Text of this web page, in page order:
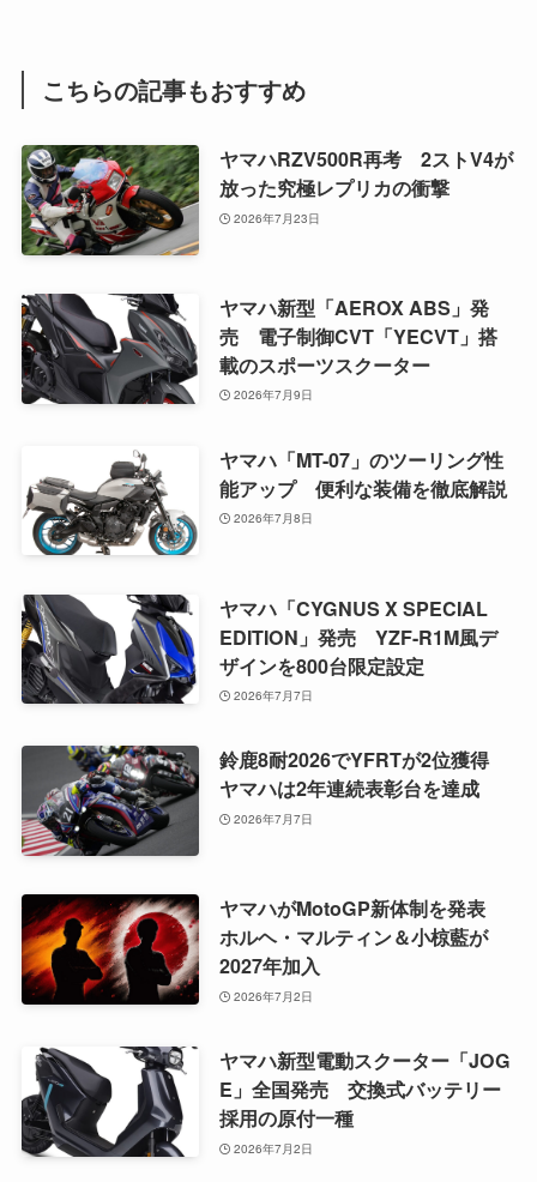
こちらの記事もおすすめ
ヤマハRZV500R再考 2ストV4が
放った究極レプリカの衝撃
2026年7月23日
ヤマハ新型「AEROX ABS」発
売 電子制御CVT「YECVT」搭
載のスポーツスクーター
2026年7月9日
ヤマハ「MT-07」のツーリング性
能アップ 便利な装備を徹底解説
2026年7月8日
ヤマハ「CYGNUS X SPECIAL
EDITION」発売 YZF-R1M風デ
ザインを800台限定設定
2026年7月7日
鈴鹿8耐2026でYFRTが2位獲得
ヤマハは2年連続表彰台を達成
2026年7月7日
ヤマハがMotoGP新体制を発表
ホルヘ・マルティン＆小椋藍が
2027年加入
2026年7月2日
ヤマハ新型電動スクーター「JOG
E」全国発売 交換式バッテリー
採用の原付一種
2026年7月2日